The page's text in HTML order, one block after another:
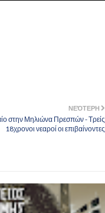
ΝΕΌΤΕΡΗ
στην Μηλιώνα Πρεσπών - Τρείς
18χρονοι νεαροί οι επιβαίνοντες